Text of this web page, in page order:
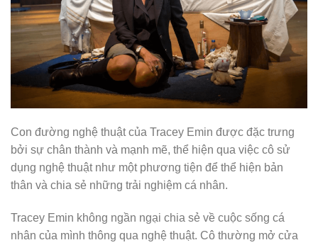
Con đường nghệ thuật của Tracey Emin được đặc trưng
bởi sự chân thành và mạnh mẽ, thể hiện qua việc cô sử
dụng nghệ thuật như một phương tiện để thể hiện bản
thân và chia sẻ những trải nghiệm cá nhân.
Tracey Emin không ngần ngại chia sẻ về cuộc sống cá
nhân của mình thông qua nghệ thuật. Cô thường mở cửa